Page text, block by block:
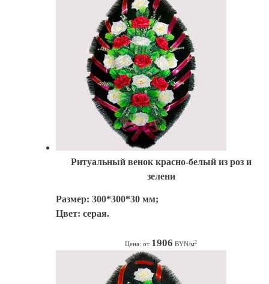
Ритуальный венок красно-белый из роз и
зелени
Размер: 300*300*30 мм;
Цвет: серая.
Цена: от 1906 BYN/м2